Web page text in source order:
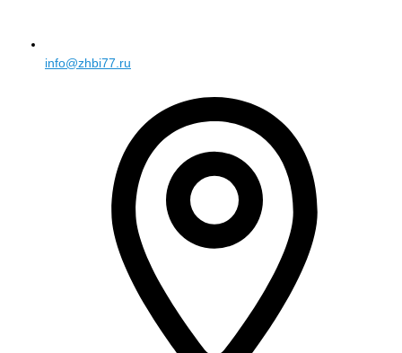
info@zhbi77.ru